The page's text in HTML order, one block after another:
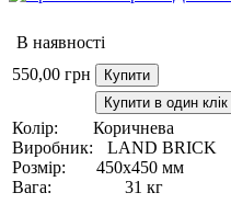
В наявності
550,00 грн
Купити
Купити в один клік
Колір:
Коричнева
Виробник:
LAND BRICK
Розмір:
450х450 мм
Вага:
31 кг